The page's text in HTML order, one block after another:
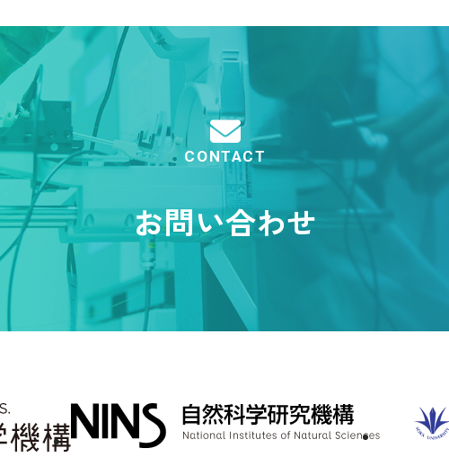
CONTACT
お問い合わせ